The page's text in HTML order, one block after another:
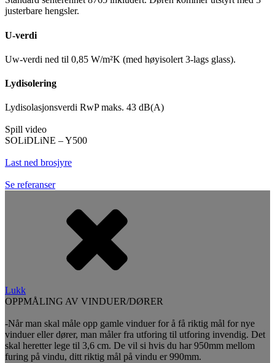
justerbare hengsler.
U-verdi
Uw-verdi ned til 0,85 W/m²K (med høyisolert 3-lags glass).
Lydisolering
Lydisolasjonsverdi RwP maks. 43 dB(A)
Spill video
SOLiDLiNE – Y500
Last ned brosjyre
Se referanser
Lukk
OPPMÅLING AV VINDUER/DØRER
-Når man skal måle opp gamle vinduer for å få riktig mål for nye
vinduer eller dører, man måler fra utforing til utforing invendig. Det
skal heretter lege til 3,6 cm. De vil si hvis du har 950mm mellom
furing på vindu, ditt riktig mål på vindu er 990mm.